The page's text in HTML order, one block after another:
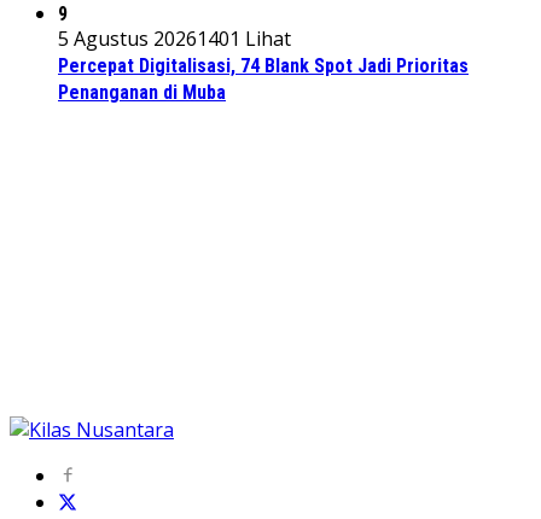
9
5 Agustus 20261401 Lihat
Percepat Digitalisasi, 74 Blank Spot Jadi Prioritas
Penanganan di Muba